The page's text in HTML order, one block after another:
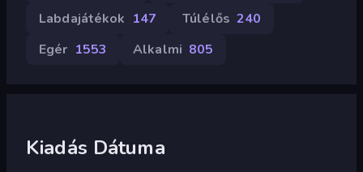
Labdajátékok 147 Túlélős 240
Egér 1553 Alkalmi 805
Kiadás Dátuma